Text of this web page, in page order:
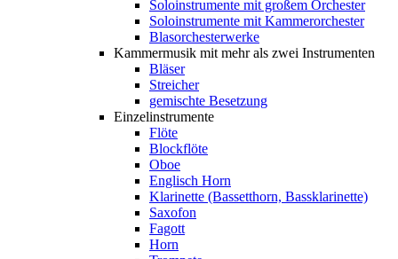
Soloinstrumente mit großem Orchester
Soloinstrumente mit Kammerorchester
Blasorchesterwerke
Kammermusik mit mehr als zwei Instrumenten
Bläser
Streicher
gemischte Besetzung
Einzelinstrumente
Flöte
Blockflöte
Oboe
Englisch Horn
Klarinette (Bassetthorn, Bassklarinette)
Saxofon
Fagott
Horn